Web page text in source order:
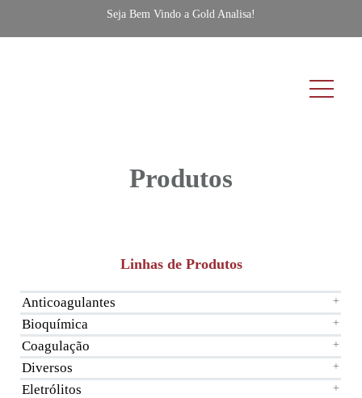
Seja Bem Vindo a Gold Analisa!
Produtos
Linhas de Produtos
Anticoagulantes +
Bioquímica +
Coagulação +
Diversos +
Eletrólitos +